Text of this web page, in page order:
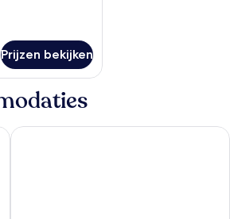
Prijzen bekijken
Citotel Europeen